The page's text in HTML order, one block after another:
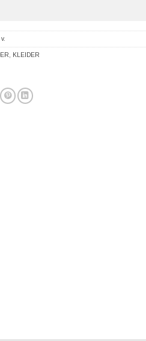
, KLEIDER